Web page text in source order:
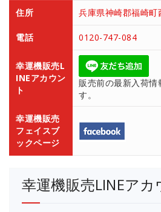
住所
兵庫県神崎郡福崎町
電話 0120-747-084
幸運機販売L
INEアカウン
ト
販売前の最新入荷情
す。
幸運機販売
フェイスブ
ックページ
幸運機販売LINEア